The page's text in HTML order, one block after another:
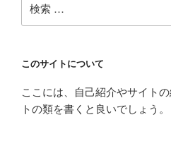
索:
このサイトについて
ここには、自己紹介やサイト
トの類を書くと良いでしょう。